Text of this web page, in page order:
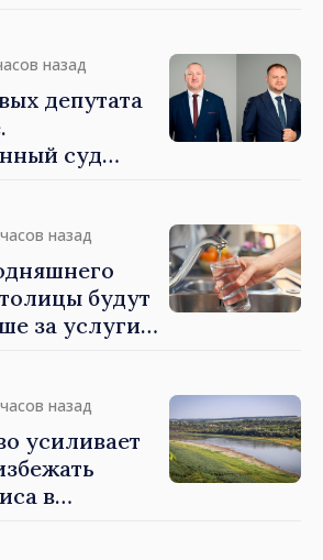
Ферн
назад
депутата
суд
назад
будут
за услуги
назад
усиливает
в